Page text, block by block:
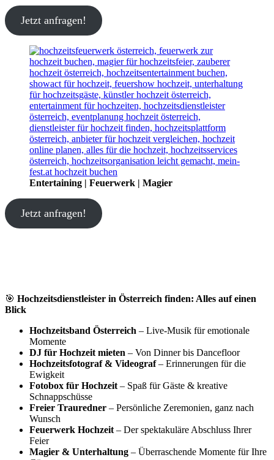
Jetzt anfragen!
Entertaining | Feuerwerk | Magier
Jetzt anfragen!
🎯 Hochzeitsdienstleister in Österreich finden: Alles auf einen
Blick
Hochzeitsband Österreich – Live-Musik für emotionale
Momente
DJ für Hochzeit mieten – Von Dinner bis Dancefloor
Hochzeitsfotograf & Videograf– Erinnerungen für die
Ewigkeit
Fotobox für Hochzeit – Spaß für Gäste & kreative
Schnappschüsse
Freier Trauredner – Persönliche Zeremonien, ganz nach
Wunsch
Feuerwerk Hochzeit – Der spektakuläre Abschluss Ihrer
Feier
Magier & Unterhaltung – Überraschende Momente für Ihre